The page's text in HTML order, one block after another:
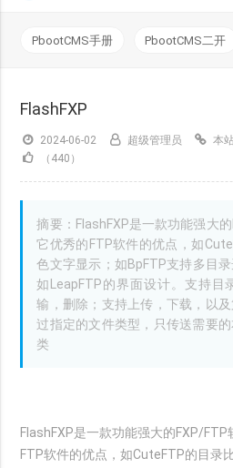
PbootCMS手册 PbootCMS二开
FlashFXP
2024-06-02 超级管理员 本
（440）
摘要：FlashFXP是一款功能强大
它优秀的FTP软件的优点，如
色文字显示；如BpFTP支持多目
如LeapFTP的界面设计。支持目
输，删除；支持上传，下载，以
过指定的文件类型，只传送需要
类
FlashFXP是一款功能强大的FXP/
FTP软件的优点，如CuteFTP的目录